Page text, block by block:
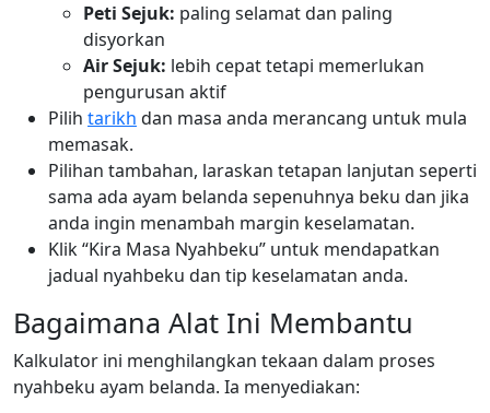
Peti Sejuk: paling selamat dan paling
disyorkan
Air Sejuk: lebih cepat tetapi memerlukan
pengurusan aktif
Pilih tarikh dan masa anda merancang untuk mula
memasak.
Pilihan tambahan, laraskan tetapan lanjutan seperti
sama ada ayam belanda sepenuhnya beku dan jika
anda ingin menambah margin keselamatan.
Klik “Kira Masa Nyahbeku” untuk mendapatkan
jadual nyahbeku dan tip keselamatan anda.
Bagaimana Alat Ini Membantu
Kalkulator ini menghilangkan tekaan dalam proses
nyahbeku ayam belanda. Ia menyediakan: